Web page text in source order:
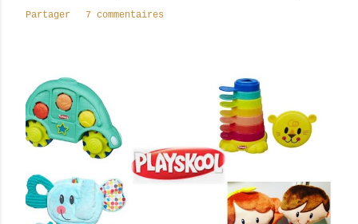
i
Partager 7 commentaires